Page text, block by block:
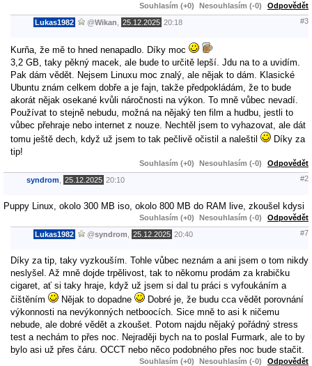
Souhlasím (+0) Nesouhlasím (-0) Odpovědět
Lukas1982 @Wikan 25.12.2025 20:18 #3
Kurňa, že mě to hned nenapadlo. Díky moc
3,2 GB, taky pěkný macek, ale bude to určitě lepší. Jdu na to a uvidím.
Pak dám vědět. Nejsem Linuxu moc znalý, ale nějak to dám. Klasické
Ubuntu znám celkem dobře a je fajn, takže předpokládám, že to bude
akorát nějak osekané kvůli náročnosti na výkon. To mně vůbec nevadí.
Používat to stejně nebudu, možná na nějaký ten film a hudbu, jestli to
vůbec přehraje nebo internet z nouze. Nechtěl jsem to vyhazovat, ale dát
tomu ještě dech, když už jsem to tak pečlivě očistil a naleštil
Díky za
tip!
Souhlasím (+0) Nesouhlasím (-0) Odpovědět
syndrom 25.12.2025 20:10 #2
Puppy Linux, okolo 300 MB iso, okolo 800 MB do RAM live, zkoušel kdysi
Souhlasím (+0) Nesouhlasím (-0) Odpovědět
Lukas1982 @syndrom 25.12.2025 20:40 #7
Díky za tip, taky vyzkouším. Tohle vůbec neznám a ani jsem o tom nikdy
neslyšel. Až mně dojde trpělivost, tak to někomu prodám za krabičku
cigaret, ať si taky hraje, když už jsem si dal tu práci s vyfoukáním a
čištěním
Nějak to dopadne
Dobré je, že budu cca vědět porovnání
výkonnosti na nevýkonných netboocích. Sice mně to asi k ničemu
nebude, ale dobré vědět a zkoušet. Potom najdu nějaký pořádný stress
test a nechám to přes noc. Nejraději bych na to poslal Furmark, ale to by
bylo asi už přes čáru. OCCT nebo něco podobného přes noc bude stačit.
Souhlasím (+0) Nesouhlasím (-0) Odpovědět